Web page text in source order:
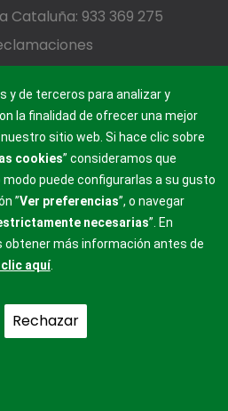
933 369 275
MUPRESPA
LA SEGURIDAD SOCIAL, 275
y de terceros para analizar y
la finalidad de ofrecer una mejor
sitio web. Si hace clic sobre
cookies” consideramos que
puede configurarlas a su gusto
”Ver preferencias”, o navegar
necesarias”. En
obtener más información antes de
clic aquí.
Rechazar